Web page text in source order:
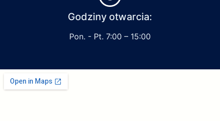
Godziny otwarcia:
Pon. - Pt. 7:00 – 15:00